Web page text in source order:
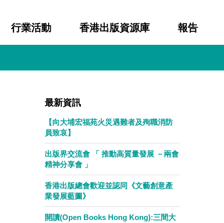
行業活動 香港出版資源庫 報告
最新資訊
【向大埔宏福苑火災遇難者及殉職消防
員致哀】
出版界交流會 「 推動高質量發展 －兩會
精神分享會 」
香港出版總會歡迎並認同《文藝創意產
業發展藍圖》
開讀(Open Books Hong Kong):三間大